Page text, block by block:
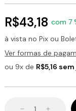
R$43,18 com 7
à vista no Pix ou
Ver formas de
ou 9x de R$5,16